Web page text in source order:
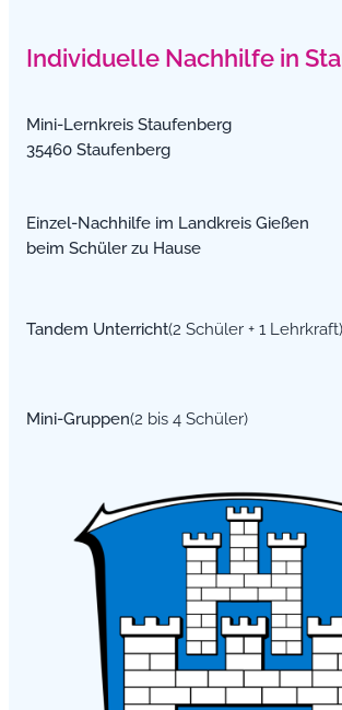
Individuelle Nachhilfe in
Mini-Lernkreis Staufenberg
35460 Staufenberg
Einzel-Nachhilfe im Landkreis Gießen
beim Schüler zu Hause
Tandem Unterricht(2 Schüler + 1 Lehrkraft)
Mini-Gruppen(2 bis 4 Schüler)